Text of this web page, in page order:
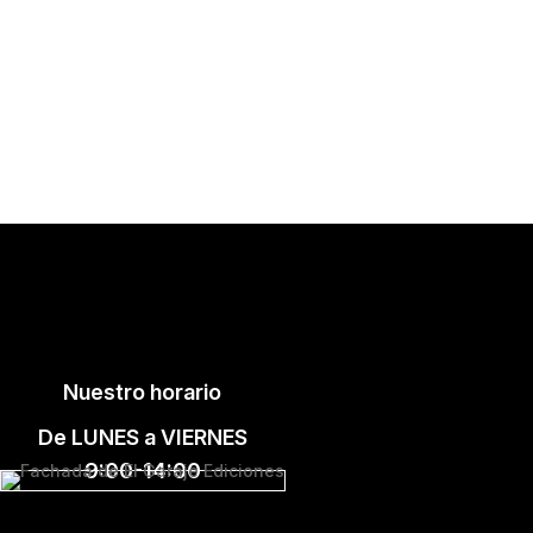
Nuestro horario
De LUNES a VIERNES
9:00-14:00